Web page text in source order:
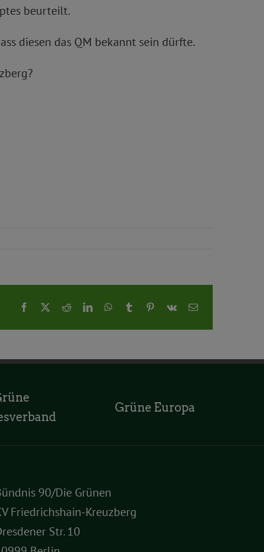
beurteilt.
diesen das QM bekannt sein dürfte.
Facebook RedditLinkedInWhatsApp
Tumblr Pinterest
Vk
E-
Grüne Europa
90/Die Grünen
Friedrichshain-Kreuzberg
Str. 10